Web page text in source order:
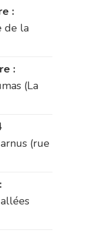
:
de la
:
(La
(rue